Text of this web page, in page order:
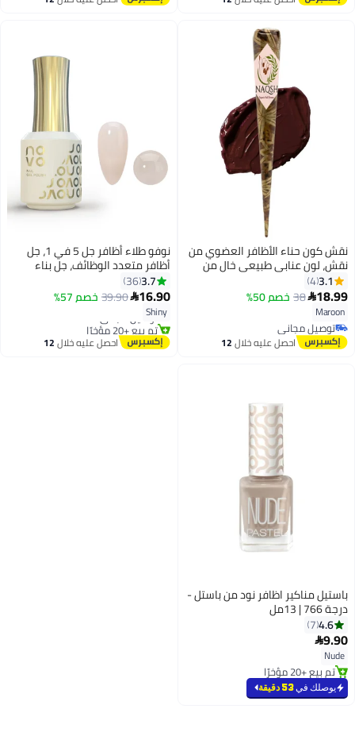
باقي 1 وحدات في المخزون
نقش كون حناء الأظافر العضوي من
نقش، لون عنابي طبيعي خالٍ من
المواد الكيميائية، لون يدوم طويلاً
ولا يبهت، مناسب للوضوء، للأظافر
فقط، 16 غرام
3.1
4
18.99
38 خصم 50%
Maroon
توصيل مجاني
توصيل مجانياحصل عليه خلال12
21
نوفو طلاء أظافر جل 5 في 1، جل
أظافر متعدد الوظائف، جل بناء
وتقوية الأظافر المعالج بالأشعة
فوق البنفسجية وLED، جل أظافر
مل
3.7
36
16.90
39.90خصم 57%
Shinyتوصيل مجاني
تم بيع +20 مؤخرًا
توصيل مجانياحصل عليه خلال12
باستيل مناكير اظافر نود من باستل -
درجة 766 | 13مل
4.6
7
9.90
Nude
تم بيع +20 مؤخرًا
تم بيع +20 مؤخرًا
يوصلك في53 دقيقة